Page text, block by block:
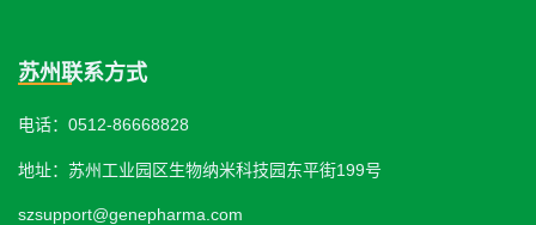
苏州联系方式
电话：0512-86668828
地址：苏州工业园区生物纳米科技园东平街199号
szsupport@genepharma.com